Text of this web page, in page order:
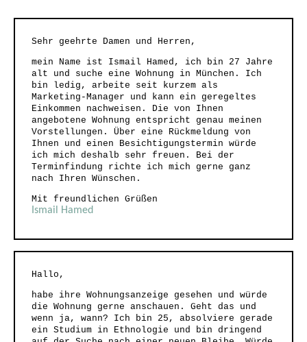
Sehr geehrte Damen und Herren,
mein Name ist Ismail Hamed, ich bin 27 Jahre
alt und suche eine Wohnung in München. Ich
bin ledig, arbeite seit kurzem als
Marketing-Manager und kann ein geregeltes
Einkommen nachweisen. Die von Ihnen
angebotene Wohnung entspricht genau meinen
Vorstellungen. Über eine Rückmeldung von
Ihnen und einen Besichtigungstermin würde
ich mich deshalb sehr freuen. Bei der
Terminfindung richte ich mich gerne ganz
nach Ihren Wünschen.
Mit freundlichen Grüßen
Ismail Hamed
Hallo,
habe ihre Wohnungsanzeige gesehen und würde
die Wohnung gerne anschauen. Geht das und
wenn ja, wann? Ich bin 25, absolviere gerade
ein Studium in Ethnologie und bin dringend